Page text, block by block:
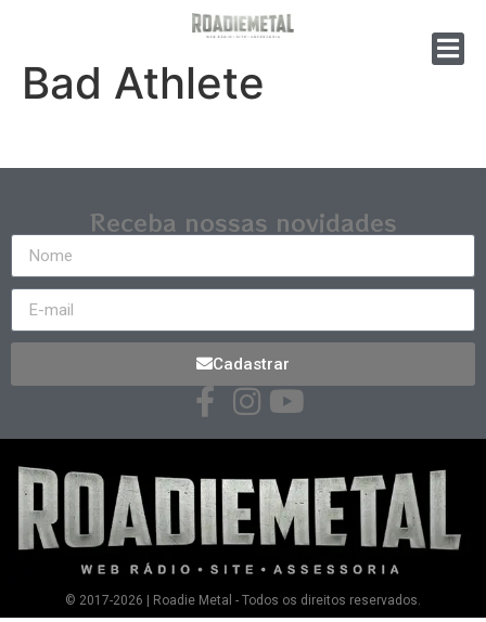
Bad Athlete
Receba nossas novidades
Cadastrar
© 2017-2026 | Roadie Metal - Todos os direitos reservados.